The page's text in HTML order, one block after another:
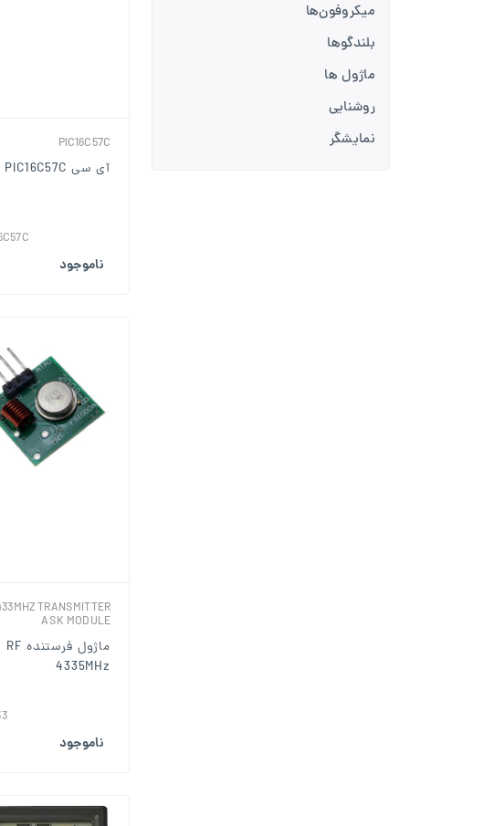
PIC16C57C
آی سی PIC16C57C
ناموجود
TRANSMITTER
ASK MODULE
ماژول فرستنده RF
4335MHz
ناموجود
میکروفون‌ها
بلندگوها
ماژول ها
روشنایی
نمایشگر